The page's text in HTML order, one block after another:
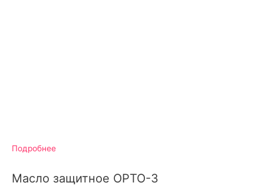
Подробнее
Масло защитное ОРТО-3